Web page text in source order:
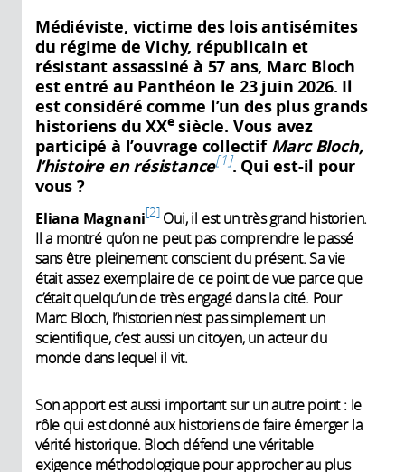
Médiéviste, victime des lois antisémites
du régime de Vichy, républicain et
résistant assassiné à 57 ans, Marc Bloch
est entré au Panthéon le 23 juin 2026. Il
est considéré comme l’un des plus grands
historiens du XXesiècle. Vous avez
participé à l’ouvrage collectif Marc Bloch,
l’histoire en résistance 1 . Qui est-il pour
vous ?
Eliana Magnani 2 Oui, il est un très grand historien.
Il a montré qu’on ne peut pas comprendre le passé
sans être pleinement conscient du présent. Sa vie
était assez exemplaire de ce point de vue parce que
c’était quelqu’un de très engagé dans la cité. Pour
Marc Bloch, l’historien n’est pas simplement un
scientifique, c’est aussi un citoyen, un acteur du
monde dans lequel il vit.
Son apport est aussi important sur un autre point : le
rôle qui est donné aux historiens de faire émerger la
vérité historique. Bloch défend une véritable
exigence méthodologique pour approcher au plus